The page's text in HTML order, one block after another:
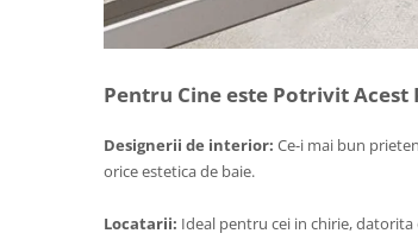
Pentru Cine este Potrivit Acest
Designerii de interior: Ce-i mai bun
orice estetica de baie.
Locatarii: Ideal pentru cei in chirie,